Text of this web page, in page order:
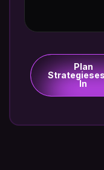
Plan
In